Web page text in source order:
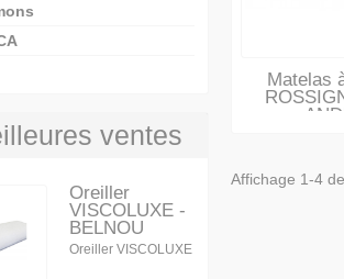
ventes
Oreiller
VISCOLUXE -
BELNOU
Oreiller VISCOLUXE
Matelas
Affichage 1-4